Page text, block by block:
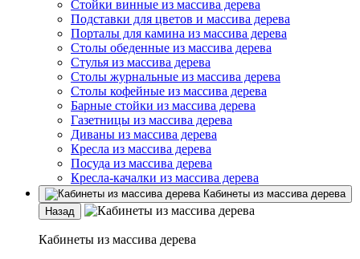
Стойки винные из массива дерева
Подставки для цветов и массива дерева
Порталы для камина из массива дерева
Столы обеденные из массива дерева
Стулья из массива дерева
Столы журнальные из массива дерева
Столы кофейные из массива дерева
Барные стойки из массива дерева
Газетницы из массива дерева
Диваны из массива дерева
Кресла из массива дерева
Посуда из массива дерева
Кресла-качалки из массива дерева
Кабинеты из массива дерева
Назад
Кабинеты из массива дерева